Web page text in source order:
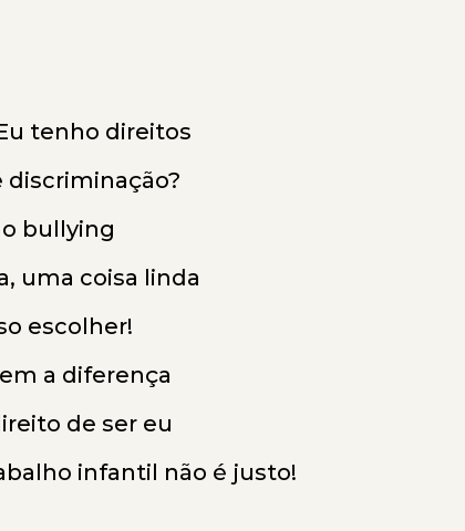
tenho direitos
discriminação?
bullying
uma coisa linda
escolher!
a diferença
de ser eu
infantil não é justo!